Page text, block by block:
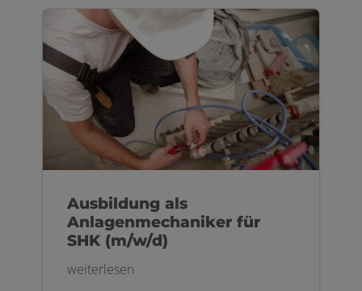
Ausbildung als
Anlagenmechaniker für
SHK (m/w/d)
weiterlesen